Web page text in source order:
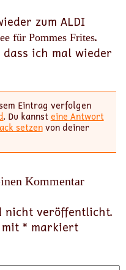
zum ALDI
für Pommes Frites.
ich mal wieder
Eintrag verfolgen
. Du kannsteine Antwort
setzenvon deiner
Kommentar
nicht veröffentlicht.
* markiert